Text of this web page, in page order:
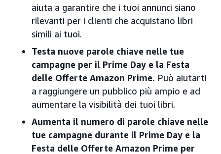
aiuta a garantire che i tuoi annunci siano
rilevanti per i clienti che acquistano libri
simili ai tuoi.
Testa nuove parole chiave nelle tue
campagne per il Prime Day e la Festa
delle Offerte Amazon Prime. Può aiutarti
a raggiungere un pubblico più ampio e ad
aumentare la visibilità dei tuoi libri.
Aumenta il numero di parole chiave nelle
tue campagne durante il Prime Day e la
Festa delle Offerte Amazon Prime per